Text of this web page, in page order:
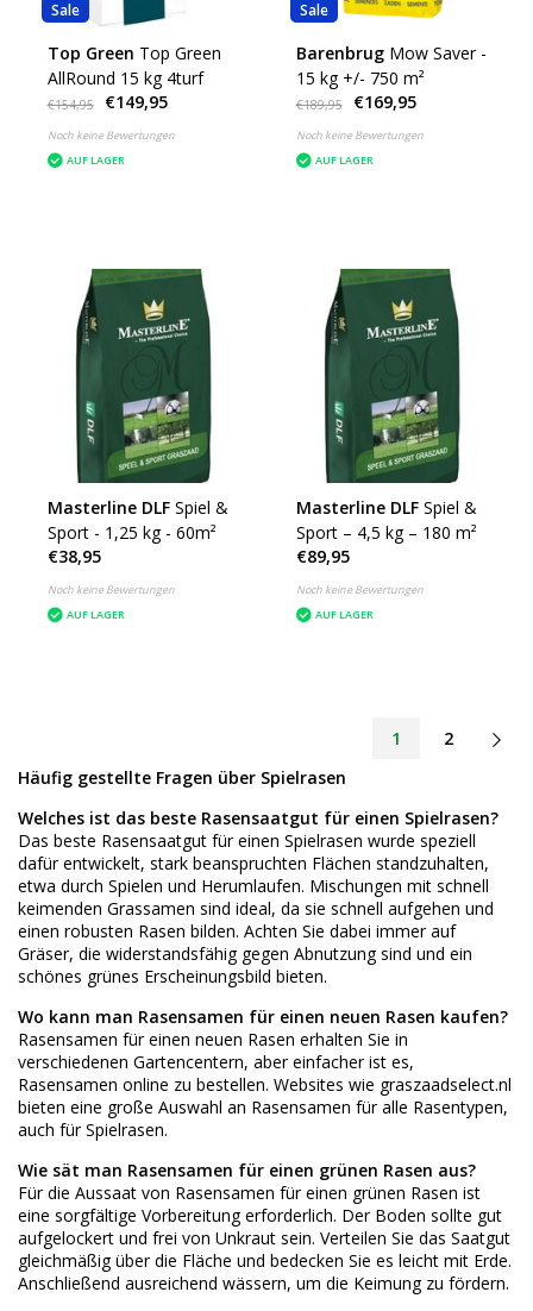
Sale
Top Green Top Green
AllRound 15 kg 4turf
€154,95 €149,95
Noch keine Bewertungen
AUF LAGER
Sale
Barenbrug Mow Saver -
15 kg +/- 750 m²
€189,95 €169,95
Noch keine Bewertungen
AUF LAGER
Masterline DLF Spiel &
Sport - 1,25 kg - 60m²
€38,95
Noch keine Bewertungen
AUF LAGER
Masterline DLF Spiel &
Sport – 4,5 kg – 180 m²
€89,95
Noch keine Bewertungen
AUF LAGER
1
2
Häufig gestellte Fragen über Spielrasen
Welches ist das beste Rasensaatgut für einen Spielrasen?
Das beste Rasensaatgut für einen Spielrasen wurde speziell
dafür entwickelt, stark beanspruchten Flächen standzuhalten,
etwa durch Spielen und Herumlaufen. Mischungen mit schnell
keimenden Grassamen sind ideal, da sie schnell aufgehen und
einen robusten Rasen bilden. Achten Sie dabei immer auf
Gräser, die widerstandsfähig gegen Abnutzung sind und ein
schönes grünes Erscheinungsbild bieten.
Wo kann man Rasensamen für einen neuen Rasen kaufen?
Rasensamen für einen neuen Rasen erhalten Sie in
verschiedenen Gartencentern, aber einfacher ist es,
Rasensamen online zu bestellen. Websites wie graszaadselect.nl
bieten eine große Auswahl an Rasensamen für alle Rasentypen,
auch für Spielrasen.
Wie sät man Rasensamen für einen grünen Rasen aus?
Für die Aussaat von Rasensamen für einen grünen Rasen ist
eine sorgfältige Vorbereitung erforderlich. Der Boden sollte gut
aufgelockert und frei von Unkraut sein. Verteilen Sie das Saatgut
gleichmäßig über die Fläche und bedecken Sie es leicht mit Erde.
Anschließend ausreichend wässern, um die Keimung zu fördern.